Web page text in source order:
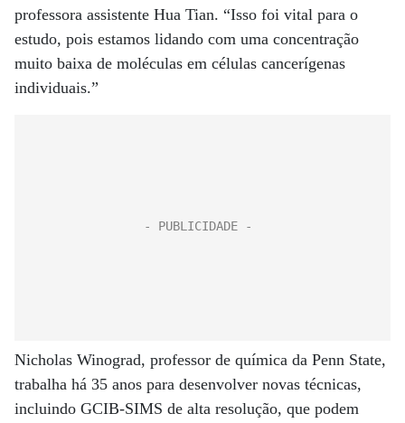
professora assistente Hua Tian. “Isso foi vital para o
estudo, pois estamos lidando com uma concentração
muito baixa de moléculas em células cancerígenas
individuais.”
Nicholas Winograd, professor de química da Penn State,
trabalha há 35 anos para desenvolver novas técnicas,
incluindo GCIB-SIMS de alta resolução, que podem